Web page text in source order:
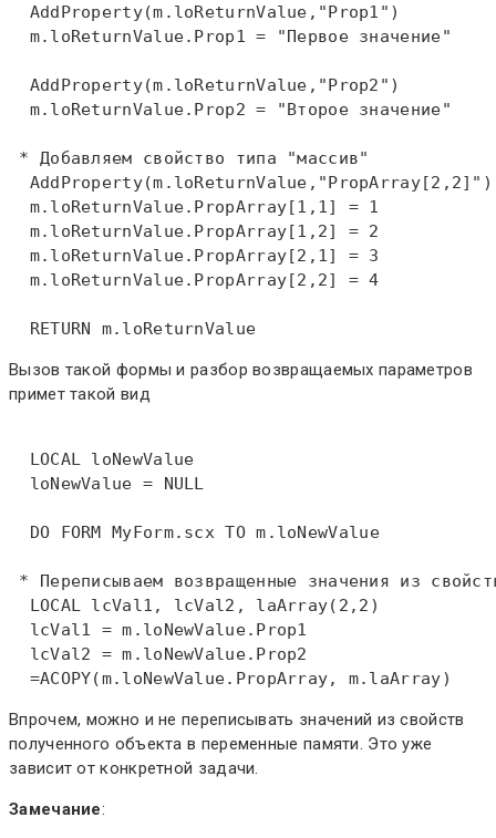
  AddProperty(m.loReturnValue,"Prop1")
  m.loReturnValue.Prop1 = "Первое значение"
  AddProperty(m.loReturnValue,"Prop2")
  m.loReturnValue.Prop2 = "Второе значение"
* Добавляем свойство типа "массив"
  m.loReturnValue.PropArray[1,1] = 1
  m.loReturnValue.PropArray[1,2] = 2
  m.loReturnValue.PropArray[2,1] = 3
  m.loReturnValue.PropArray[2,2] = 4
RETURN m.loReturnValue
Вызов такой формы и разбор возвращаемых параметров
примет такой вид
LOCAL loNewValue
  loNewValue = NULL
DO FORM MyForm.scx TO m.loNewValue
* Переписываем возвращенные значения из
LOCAL lcVal1, lcVal2, laArray(2,2)
  lcVal1 = m.loNewValue.Prop1
  lcVal2 = m.loNewValue.Prop2
  =ACOPY(m.loNewValue.PropArray, m.laArray)
Впрочем, можно и не переписывать значений из свойств
полученного объекта в переменные памяти. Это уже
зависит от конкретной задачи.
Замечание: